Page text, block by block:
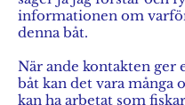
informationen om
denna båt.
När ande kontakten ger
båt kan det vara många
kan ha arbetat som